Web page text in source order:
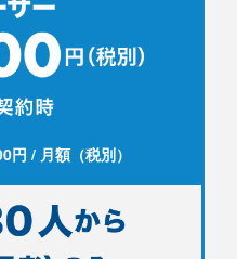
円 / 月額（税別）